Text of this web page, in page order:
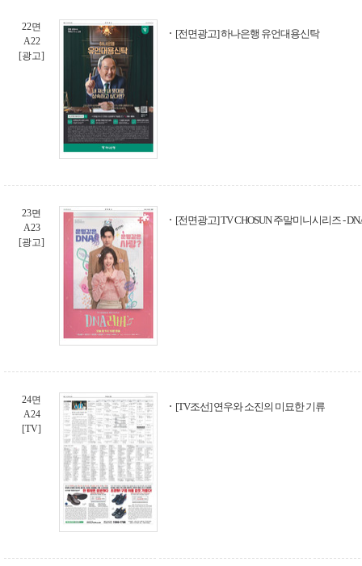
22면
A22
[광고]
[전면광고] 하나은행 유언대용신탁
23면
A23
[광고]
[전면광고] TV CHOSUN 주말미니시리즈 -
24면
A24
[TV]
[TV조선] 연우와 소진의 미묘한 기류